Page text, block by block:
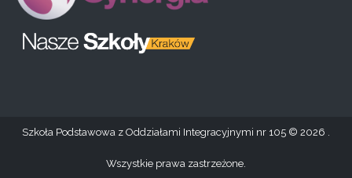
Szkoła Podstawowa z Oddziałami Integracyjnymi nr 105 2026 .
Wszystkie prawa zastrzeżone.